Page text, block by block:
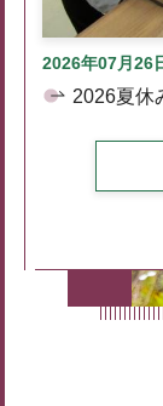
2026年07月26
2026夏休